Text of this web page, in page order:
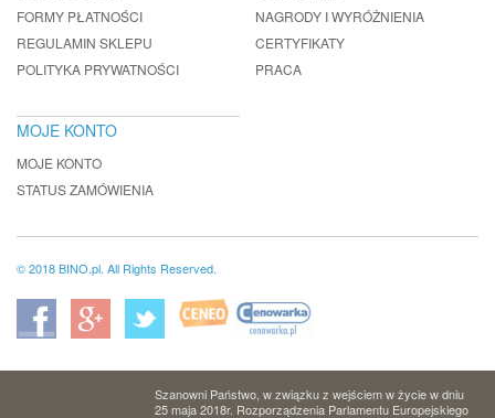
FORMY PŁATNOŚCI
REGULAMIN SKLEPU
POLITYKA PRYWATNOŚCI
NAGRODY I WYRÓŻNIENIA
CERTYFIKATY
PRACA
MOJE KONTO
MOJE KONTO
STATUS ZAMÓWIENIA
© 2018 BINO.pl. All Rights Reserved.
Szanowni Państwo, w związku z wejściem w życie w dniu
25 maja 2018r. Rozporządzenia Parlamentu Europejskiego